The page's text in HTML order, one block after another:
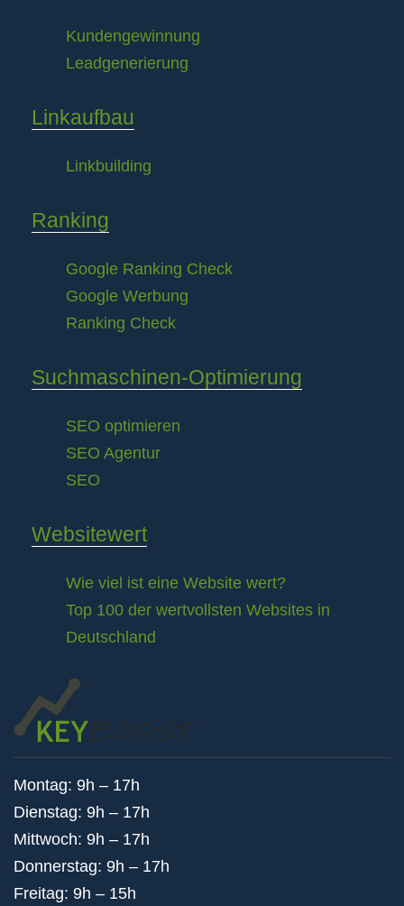
Kundengewinnung
Leadgenerierung
Linkaufbau
Linkbuilding
Ranking
Google Ranking Check
Google Werbung
Ranking Check
Suchmaschinen-Optimierung
SEO optimieren
SEO Agentur
SEO
Websitewert
Wie viel ist eine Website wert?
Top 100 der wertvollsten Websites in
Deutschland
Montag: 9h – 17h
Dienstag: 9h – 17h
Mittwoch: 9h – 17h
Donnerstag: 9h – 17h
Freitag: 9h – 15h